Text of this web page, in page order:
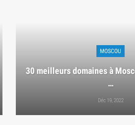
MOSCOU
30 meilleurs domaines à
…
Déc 19, 2022